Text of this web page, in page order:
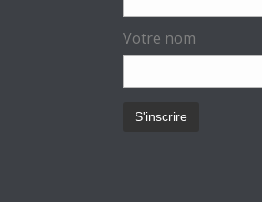
Votre nom